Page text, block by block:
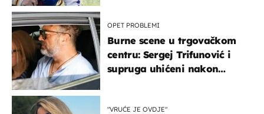
OPET PROBLEMI
Burne scene u trgovačkom
centru: Sergej Trifunović i
supruga uhićeni nakon
"VRUĆE JE OVDJE"